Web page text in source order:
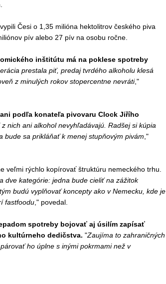
Česi o 1,35 milióna hektolitrov českého piva
pív alebo 27 pív na osobu ročne.
inštitútu má na poklese spotreby
prestala piť, predaj tvrdého alkoholu klesá
z minulých rokov stopercentne nevráti,"
podľa konateľa pivovaru Clock Jiřího
nich ani alkohol nevyhľadávajú. Radšej si kúpia
bude sa prikláňať k menej stupňovým pivám,"
veľmi rýchlo kopírovať štruktúru nemeckého trhu.
dve kategórie: jedna bude cieliť na zážitok
budú vyplňovať koncepty ako v Nemecku, kde je
fastfoodu," povedal.
spotreby bojovať aj úsilím zapísať
kultúrneho dedičstva. "Zaujíma to zahraničných
ho úplne s inými pokrmami než v